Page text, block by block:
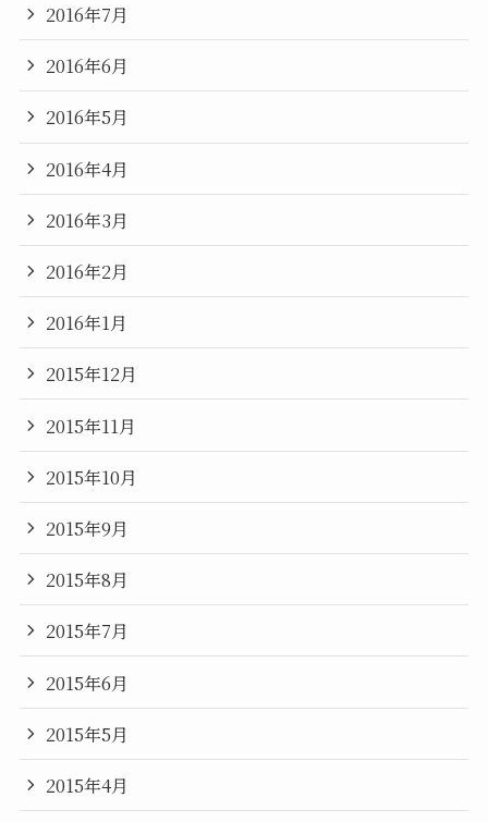
2016年7月
2016年6月
2016年5月
2016年4月
2016年3月
2016年2月
2016年1月
2015年12月
2015年11月
2015年10月
2015年9月
2015年8月
2015年7月
2015年6月
2015年5月
2015年4月